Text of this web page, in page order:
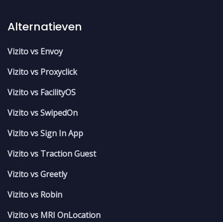
Alternatieven
Vizito vs Envoy
Vizito vs Proxyclick
Vizito vs FacilityOS
Vizito vs SwipedOn
Vizito vs Sign In App
Vizito vs Traction Guest
Vizito vs Greetly
Vizito vs Robin
Vizito vs MRI OnLocation